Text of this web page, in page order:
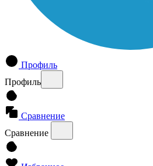
Профиль
Профиль
Сравнение
Сравнение